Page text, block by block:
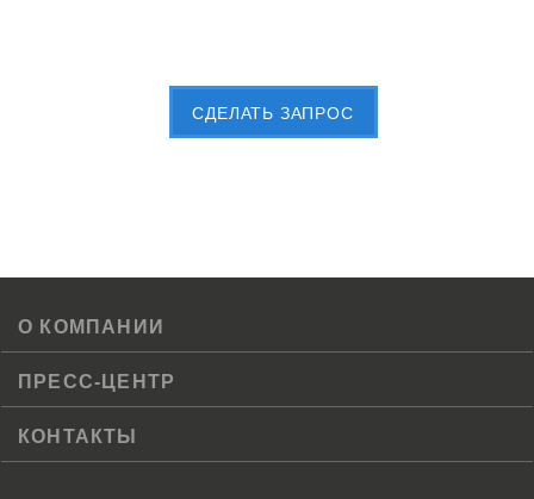
CДЕЛАТЬ ЗАПРОС
О КОМПАНИИ
ПРЕСС-ЦЕНТР
КОНТАКТЫ